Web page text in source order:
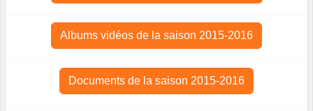
Albums vidéos de la saison 2015-2016
Documents de la saison 2015-2016